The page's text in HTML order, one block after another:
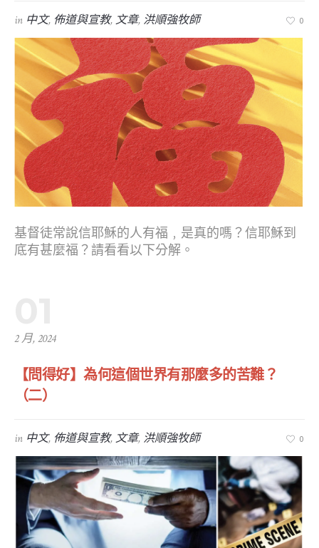
in 中文, 佈道與宣教,文章, 洪順強牧師 0
基督徒常說信耶穌的人有福﹐是真的嗎？信耶穌到
底有甚麼福？請看看以下分解。
2 月, 2024
【問得好】為何這個世界有那麼多的苦難？
（二）
in 中文, 佈道與宣教,文章, 洪順強牧師 0